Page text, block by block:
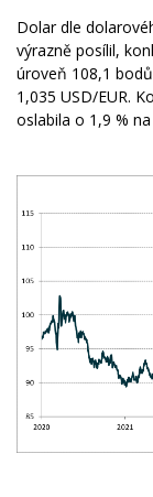
Dolar dle
výrazně posílil,
úroveň 108,1
1,035 USD/EUR.
oslabila o 1,9 %